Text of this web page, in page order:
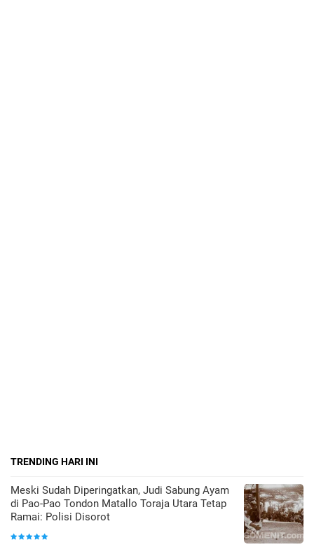
TRENDING HARI INI
Meski Sudah Diperingatkan, Judi Sabung Ayam
di Pao-Pao Tondon Matallo Toraja Utara Tetap
Ramai: Polisi Disorot